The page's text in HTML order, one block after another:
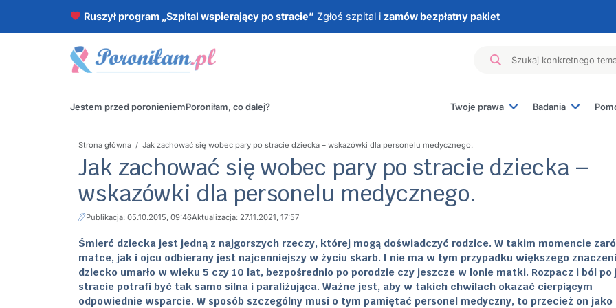
Ruszył program „Szpital wspierający po stracie” Zgłoś szpital i zamów bezpłatny pakiet
Jestem przed poronieniemPoroniłam, co dalej? Twoje prawa
Badania
Badania hormonalne
Strona główna / Jak zachować się wobec pary po stracie dziecka – wskazówki dla personelu medycznego.
Jak zachować się wobec pary po stracie dziecka –
wskazówki dla personelu medycznego.
Publikacja: 05.10.2015, 09:46Aktualizacja: 27.11.2021, 17:57
Śmierć dziecka jest jedną z najgorszych rzeczy, której mogą doświadczyć rodzice. W takim momencie
matce, jak i ojcu odbierany jest najcenniejszy w życiu skarb. I nie ma w tym przypadku większego
dziecko umarło w wieku 5 czy 10 lat, bezpośrednio po porodzie czy jeszcze w łonie matki. Rozpacz i ból po
stracie potrafi być tak samo silna i paraliżująca. Ważne jest, aby w takich chwilach okazać cierpiącym
odpowiednie wsparcie. W sposób szczególny musi o tym pamiętać personel medyczny, to przecież on jako